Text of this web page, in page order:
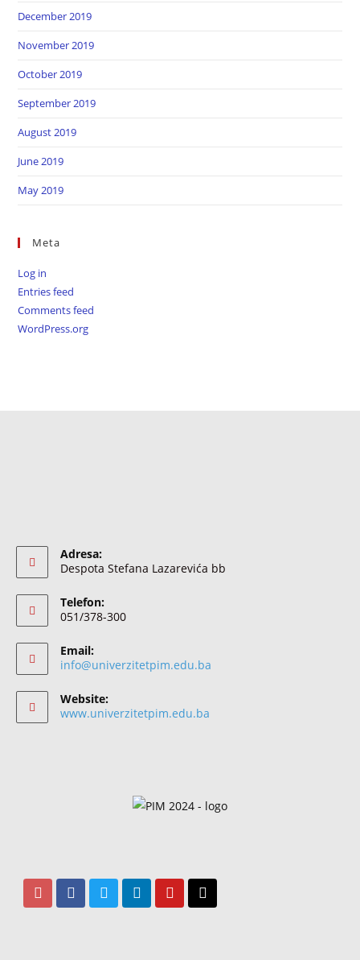
December 2019
November 2019
October 2019
September 2019
August 2019
June 2019
May 2019
Meta
Log in
Entries feed
Comments feed
WordPress.org
Adresa:
Despota Stefana Lazarevića bb
Telefon:
051/378-300
Email:
info@univerzitetpim.edu.ba
Website:
www.univerzitetpim.edu.ba